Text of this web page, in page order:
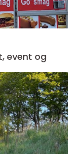
event og